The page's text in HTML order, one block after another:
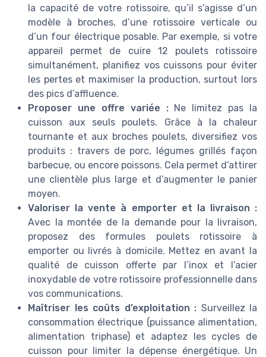
la capacité de votre rotissoire, qu’il s’agisse d’un
modèle à broches, d’une rotissoire verticale ou
d’un four électrique posable. Par exemple, si votre
appareil permet de cuire 12 poulets rotissoire
simultanément, planifiez vos cuissons pour éviter
les pertes et maximiser la production, surtout lors
des pics d’affluence.
Proposer une offre variée :Ne limitez pas la
cuisson aux seuls poulets. Grâce à la chaleur
tournante et aux broches poulets, diversifiez vos
produits : travers de porc, légumes grillés façon
barbecue, ou encore poissons. Cela permet d’attirer
une clientèle plus large et d’augmenter le panier
moyen.
Valoriser la vente à emporter et la livraison :
Avec la montée de la demande pour la livraison,
proposez des formules poulets rotissoire à
emporter ou livrés à domicile. Mettez en avant la
qualité de cuisson offerte par l’inox et l’acier
inoxydable de votre rotissoire professionnelle dans
vos communications.
Maîtriser les coûts d’exploitation : Surveillez la
consommation électrique (puissance alimentation,
alimentation triphase) et adaptez les cycles de
cuisson pour limiter la dépense énergétique. Un